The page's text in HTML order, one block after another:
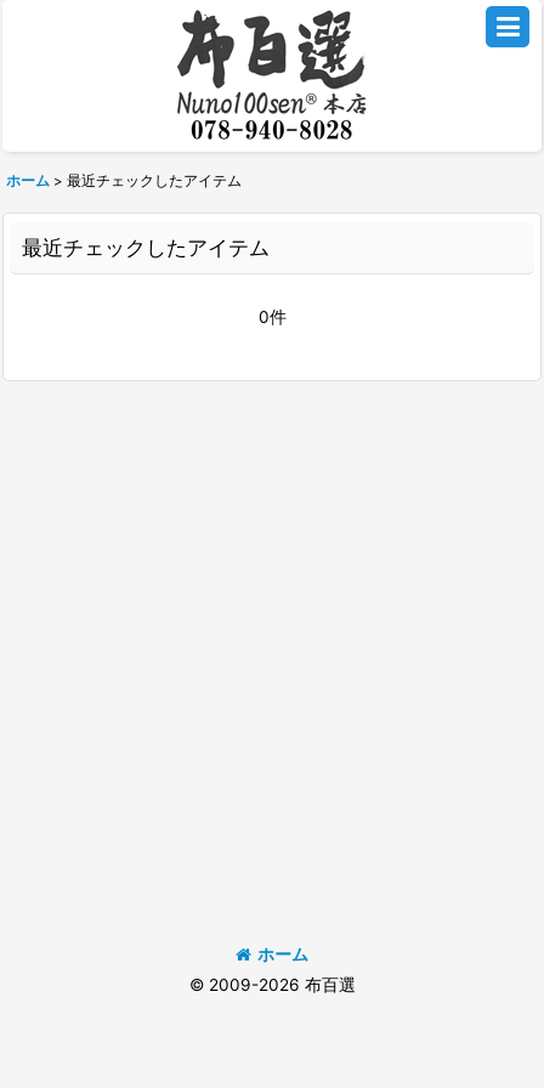
ホーム > 最近チェックしたアイテム
最近チェックしたアイテム
0件
ホーム
© 2009-2026 布百選